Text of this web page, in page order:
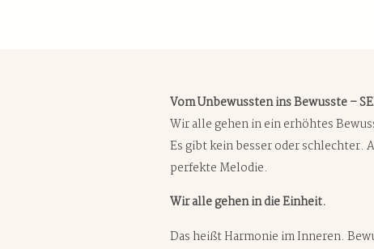
Vom Unbewussten ins Bewusste –
Wir alle gehen in ein erhöhtes
Es gibt kein besser oder schlechter.
perfekte Melodie.
Wir alle gehen in die Einheit.
Das heißt Harmonie im Inneren.